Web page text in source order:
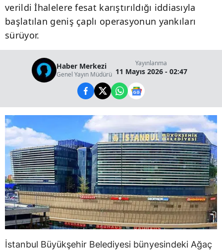
verildi İhalelere fesat karıştırıldığı iddiasıyla
başlatılan geniş çaplı operasyonun yankıları
sürüyor.
Haber Merkezi
Genel Yayın Müdürü
Yayınlanma
11 Mayıs 2026 - 02:47
İstanbul Büyükşehir Belediyesi bünyesindeki Ağaç